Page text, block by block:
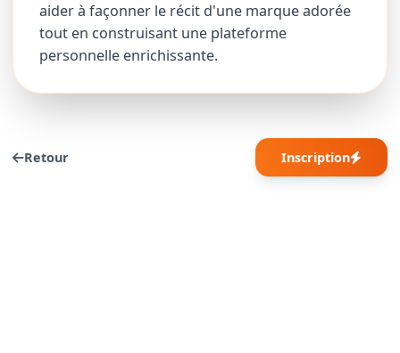
aider à façonner le récit d'une marque adorée
tout en construisant une plateforme
personnelle enrichissante.
Retour Inscription